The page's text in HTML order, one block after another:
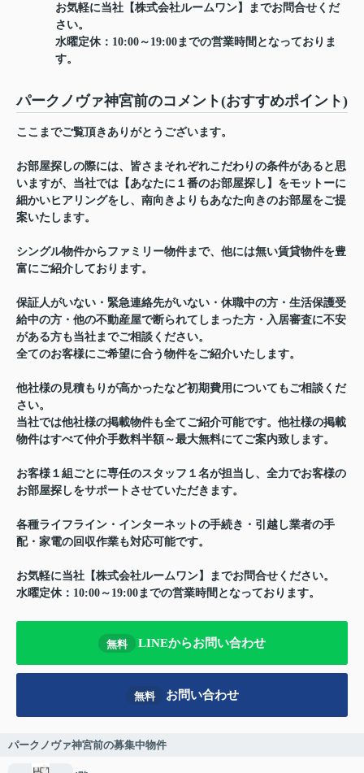
お気軽に当社【株式会社ルームワン】までお問合せくだ
さい。
水曜定休：10:00～19:00までの営業時間となっておりま
す。
パークノヴァ神宮前のコメント(おすすめポイント)
ここまでご覧頂きありがとうございます。
お部屋探しの際には、皆さまそれぞれこだわりの条件があると思
いますが、当社では【あなたに１番のお部屋探し】をモットーに
細かいヒアリングをし、南向きよりもあなた向きのお部屋をご提
案いたします。
シングル物件からファミリー物件まで、他には無い賃貸物件を豊
富にご紹介しております。
保証人がいない・緊急連絡先がいない・休職中の方・生活保護受
給中の方・他の不動産屋で断られてしまった方・入居審査に不安
がある方も当社までご相談ください。
全てのお客様にご希望に合う物件をご紹介いたします。
他社様の見積もりが高かったなど初期費用についてもご相談くだ
さい。
当社では他社様の掲載物件も全てご紹介可能です。他社様の掲載
物件はすべて仲介手数料半額～最大無料にてご案内致します。
お客様１組ごとに専任のスタッフ１名が担当し、全力でお客様の
お部屋探しをサポートさせていただきます。
各種ライフライン・インターネットの手続き・引越し業者の手
配・家電の回収作業も対応可能です。
お気軽に当社【株式会社ルームワン】までお問合せください。
水曜定休：10:00～19:00までの営業時間となっております。
無料 LINEからお問い合わせ
無料 お問い合わせ
パークノヴァ神宮前の募集中物件